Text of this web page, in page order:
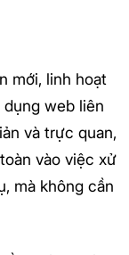
mới, linh hoạt
web liên
và trực quan,
vào việc xử
mà không cần